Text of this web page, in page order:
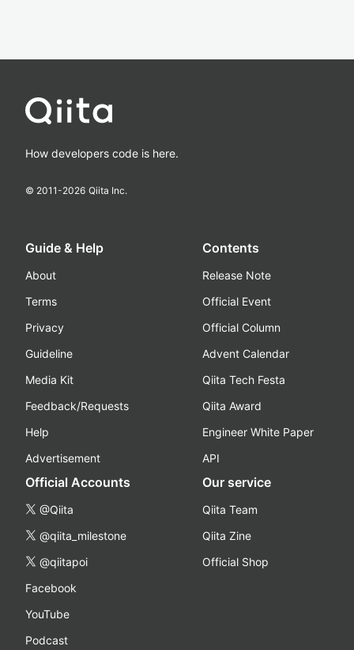
How developers code is here.
© 2011-2026 Qiita Inc.
Guide & Help
About
Terms
Privacy
Guideline
Media Kit
Feedback/Requests
Help
Advertisement
Contents
Release Note
Official Event
Official Column
Advent Calendar
Qiita Tech Festa
Qiita Award
Engineer White Paper
API
Official Accounts
@Qiita
@qiita_milestone
@qiitapoi
Facebook
YouTube
Podcast
Our service
Qiita Team
Qiita Zine
Official Shop